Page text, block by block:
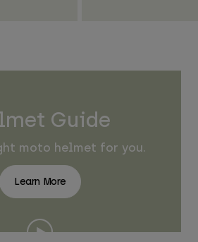
Guide
moto helmet for you.
Learn More